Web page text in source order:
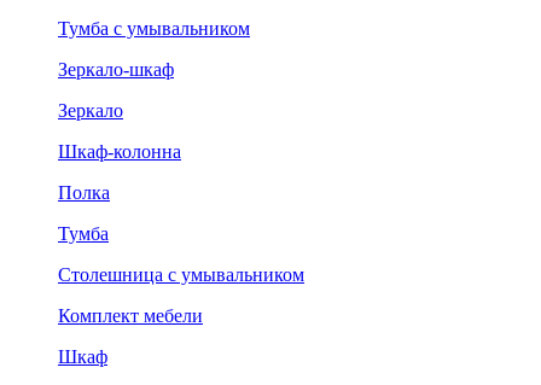
Тумба с умывальником
Зеркало-шкаф
Зеркало
Шкаф-колонна
Полка
Тумба
Столешница с умывальником
Комплект мебели
Шкаф